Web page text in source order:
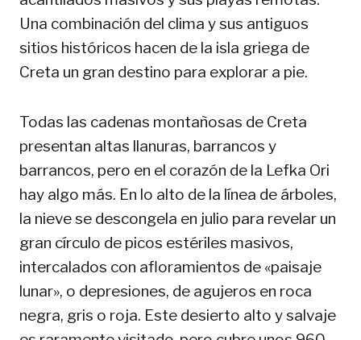
Una combinación del clima y sus antiguos
sitios históricos hacen de la isla griega de
Creta un gran destino para explorar a pie.
Todas las cadenas montañosas de Creta
presentan altas llanuras, barrancos y
barrancos, pero en el corazón de la Lefka Ori
hay algo más. En lo alto de la línea de árboles,
la nieve se descongela en julio para revelar un
gran círculo de picos estériles masivos,
intercalados con afloramientos de «paisaje
lunar», o depresiones, de agujeros en roca
negra, gris o roja. Este desierto alto y salvaje